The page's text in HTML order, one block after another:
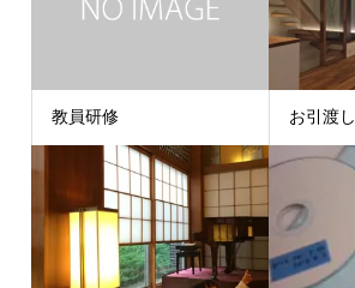
教員研修 お引渡し